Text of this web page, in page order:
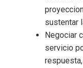
sustentar
Negociar
servicio